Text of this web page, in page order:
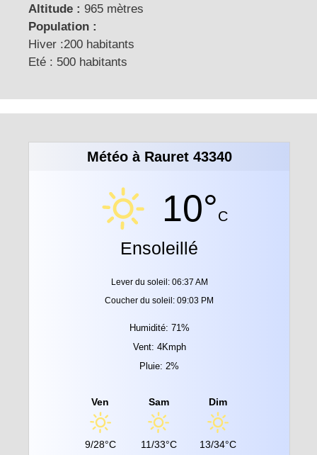
Altitude : 965 mètres
Population :
Hiver :200 habitants
Eté : 500 habitants
Météo à Rauret 43340
10°C
Ensoleillé
Lever du soleil: 06:37 AM
Coucher du soleil: 09:03 PM
Humidité: 71%
Vent: 4Kmph
Pluie: 2%
Ven
9/28°C
Sam
11/33°C
Dim
13/34°C